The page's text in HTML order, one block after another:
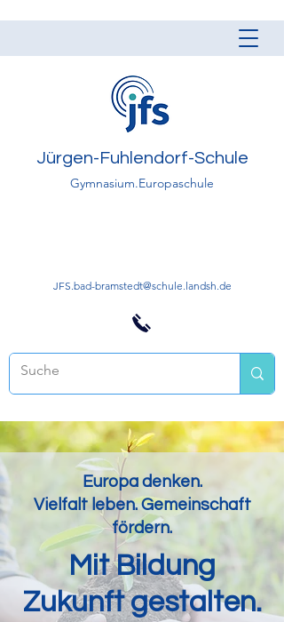
Jürgen-Fuhlendorf-Schule
Gymnasium.Europaschule
JFS.bad-bramstedt@schule.landsh.de
Europa denken.
Vielfalt leben. Gemeinschaft
fördern.
Mit Bildung
Zukunft gestalten.